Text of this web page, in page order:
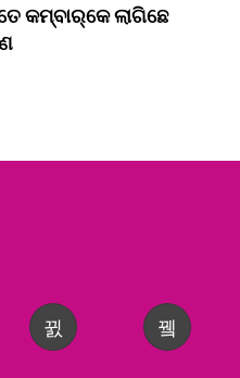
କମ୍‌ବାର୍‌କେ ଲାଗିଛେ